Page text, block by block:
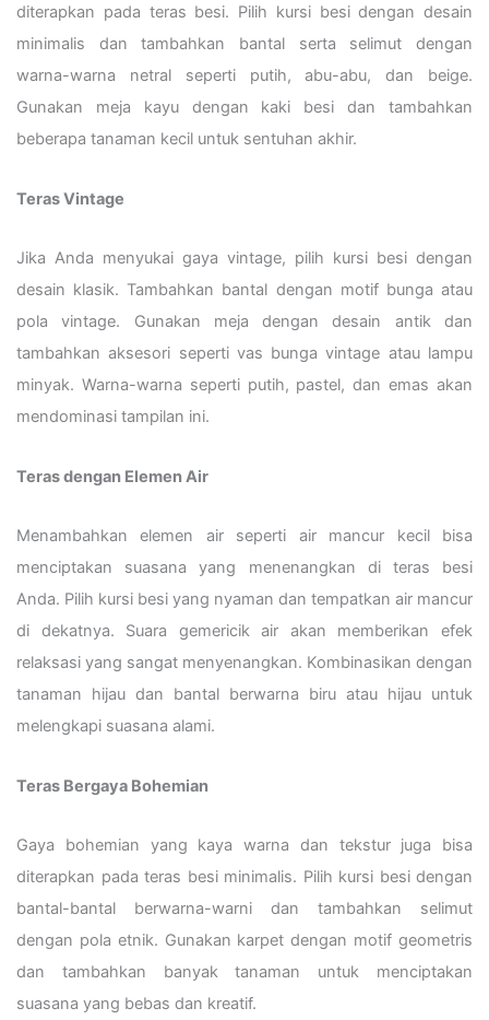
diterapkan pada teras besi. Pilih kursi besi dengan desain
minimalis dan tambahkan bantal serta selimut dengan
warna-warna netral seperti putih, abu-abu, dan beige.
Gunakan meja kayu dengan kaki besi dan tambahkan
beberapa tanaman kecil untuk sentuhan akhir.
Teras Vintage
Jika Anda menyukai gaya vintage, pilih kursi besi dengan
desain klasik. Tambahkan bantal dengan motif bunga atau
pola vintage. Gunakan meja dengan desain antik dan
tambahkan aksesori seperti vas bunga vintage atau lampu
minyak. Warna-warna seperti putih, pastel, dan emas akan
mendominasi tampilan ini.
Teras dengan Elemen Air
Menambahkan elemen air seperti air mancur kecil bisa
menciptakan suasana yang menenangkan di teras besi
Anda. Pilih kursi besi yang nyaman dan tempatkan air mancur
di dekatnya. Suara gemericik air akan memberikan efek
relaksasi yang sangat menyenangkan. Kombinasikan dengan
tanaman hijau dan bantal berwarna biru atau hijau untuk
melengkapi suasana alami.
Teras Bergaya Bohemian
Gaya bohemian yang kaya warna dan tekstur juga bisa
diterapkan pada teras besi minimalis. Pilih kursi besi dengan
bantal-bantal berwarna-warni dan tambahkan selimut
dengan pola etnik. Gunakan karpet dengan motif geometris
dan tambahkan banyak tanaman untuk menciptakan
suasana yang bebas dan kreatif.